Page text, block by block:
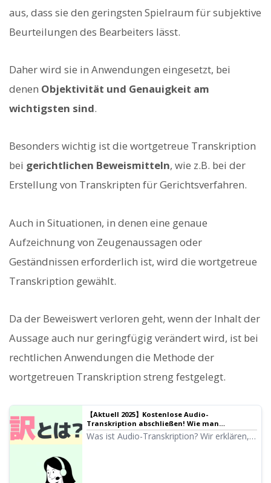
aus, dass sie den geringsten Spielraum für subjektive
Beurteilungen des Bearbeiters lässt.
Daher wird sie in Anwendungen eingesetzt, bei
denen Objektivität und Genauigkeit am
wichtigsten sind.
Besonders wichtig ist die wortgetreue Transkription
bei gerichtlichen Beweismitteln, wie z.B. bei der
Erstellung von Transkripten für Gerichtsverfahren.
Auch in Situationen, in denen eine genaue
Aufzeichnung von Zeugenaussagen oder
Geständnissen erforderlich ist, wird die wortgetreue
Transkription gewählt.
Da der Beweiswert verloren geht, wenn der Inhalt der
Aussage auch nur geringfügig verändert wird, ist bei
rechtlichen Anwendungen die Methode der
wortgetreuen Transkription streng festgelegt.
【Aktuell 2025】Kostenlose Audio-
Transkription abschließen! Wie man
Audiodateien einfach transkribiert | KI-
Transkriptionsdienst - Mr. Transcription
Was ist Audio-Transkription? Wir erklären,